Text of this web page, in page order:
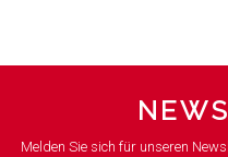
Melden Sie sich für unseren